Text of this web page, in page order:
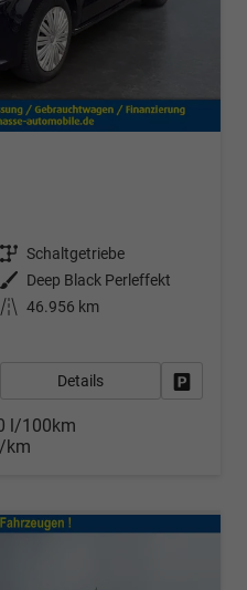
Getriebe Schaltgetriebe
Außenfarbe
Deep Black Perleffekt
Kilometerstand 46.956 km
Details
l/100km
km